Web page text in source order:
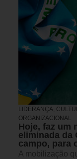
LIDERANÇA,
ORGANIZACIONAL
Hoje, faz um
eliminada da
campo, para
A mobilização